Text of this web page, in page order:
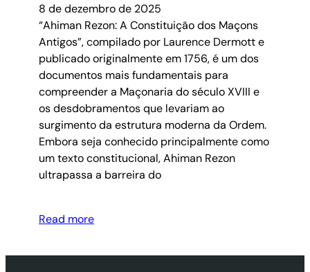
8 de dezembro de 2025
“Ahiman Rezon: A Constituição dos Maçons
Antigos”, compilado por Laurence Dermott e
publicado originalmente em 1756, é um dos
documentos mais fundamentais para
compreender a Maçonaria do século XVIII e
os desdobramentos que levariam ao
surgimento da estrutura moderna da Ordem.
Embora seja conhecido principalmente como
um texto constitucional, Ahiman Rezon
ultrapassa a barreira do
Read more